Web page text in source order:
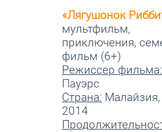
«Лягушонок
мультфильм,
приключения,
фильм (6+)
Режиссер фильма:
Пауэрс
Страна:
2014